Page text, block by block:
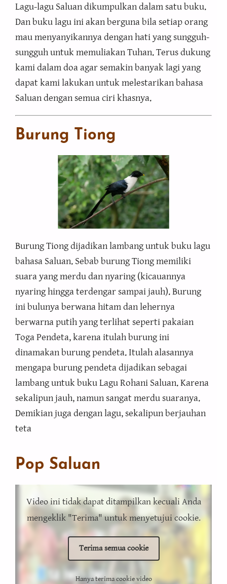
Lagu-lagu Saluan dikumpulkan dalam satu buku.
Dan buku lagu ini akan berguna bila setiap orang
mau menyanyikannya dengan hati yang sungguh-
sungguh untuk memuliakan Tuhan. Terus dukung
kami dalam doa agar semakin banyak lagi yang
dapat kami lakukan untuk melestarikan bahasa
Saluan dengan semua ciri khasnya.
Burung Tiong
Burung Tiong dijadikan lambang untuk buku lagu
bahasa Saluan. Sebab burung Tiong memiliki
suara yang merdu dan nyaring (kicauannya
nyaring hingga terdengar sampai jauh). Burung
ini bulunya berwana hitam dan lehernya
berwarna putih yang terlihat seperti pakaian
Toga Pendeta, karena itulah burung ini
dinamakan burung pendeta. Itulah alasannya
mengapa burung pendeta dijadikan sebagai
lambang untuk buku Lagu Rohani Saluan. Karena
sekalipun jauh, namun sangat merdu suaranya.
Demikian juga dengan lagu, sekalipun berjauhan
teta
Pop Saluan
Video ini tidak dapat ditampilkan kecuali Anda
mengeklik "Terima" untuk menyetujui cookie.
Terima semua cookie
Hanya terima cookie video